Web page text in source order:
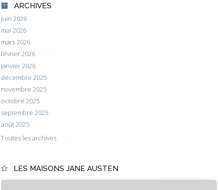
ARCHIVES
juin 2026
mai 2026
mars 2026
février 2026
janvier 2026
décembre 2025
novembre 2025
octobre 2025
septembre 2025
août 2025
Toutes les archives
LES MAISONS JANE AUSTEN